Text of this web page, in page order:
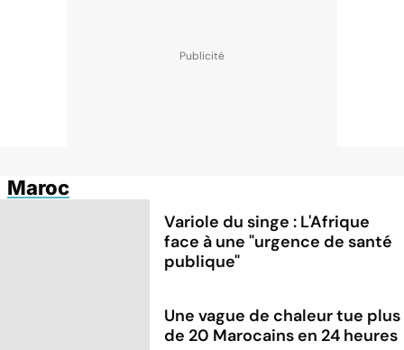
Maroc
Variole du singe : L'Afrique
face à une "urgence de santé
publique"
Une vague de chaleur tue plus
de 20 Marocains en 24 heures